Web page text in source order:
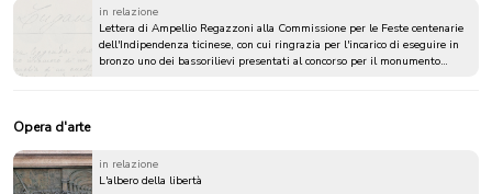
in relazione
Lettera di Ampellio Regazzoni alla Commissione per le Feste centenarie
dell'Indipendenza ticinese, con cui ringrazia per l'incarico di eseguire in
bronzo uno dei bassorilievi presentati al concorso per il monumento
Opera d'arte
in relazione
L'albero della libertà